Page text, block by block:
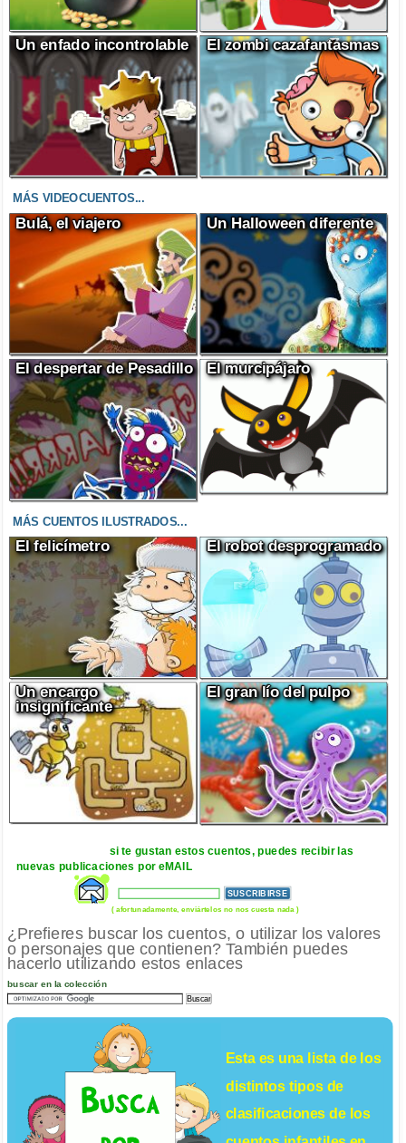
Un enfado incontrolable El zombi cazafantasmas
MÁS VIDEOCUENTOS...
Bulá, el viajero Un Halloween diferente
El despertar de Pesadillo El murcipájaro
MÁS CUENTOS ILUSTRADOS...
El felicímetro El robot desprogramado
Un encargo
insignificante
El gran lío del pulpo
si te gustan estos cuentos, puedes recibir las
nuevas publicaciones por eMAIL
( afortunadamente, enviártelos no nos cuesta nada )
¿Prefieres buscar los cuentos, o utilizar los valores
o personajes que contienen? También puedes
hacerlo utilizando estos enlaces
buscar en la colección
Esta es una lista de los
distintos tipos de
clasificaciones de los